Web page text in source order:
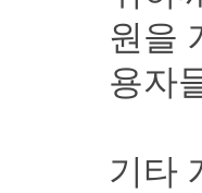
원을
용자
기타